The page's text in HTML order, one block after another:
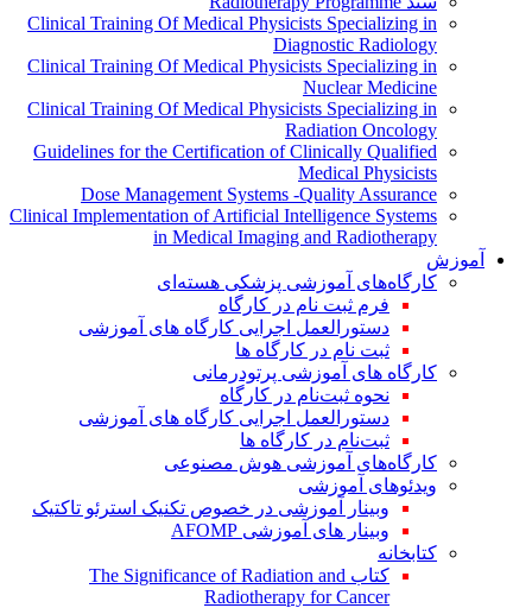
Clinical Training Of Medical Physicists Specializing in
Diagnostic Radiology
Clinical Training Of Medical Physicists Specializing in
Nuclear Medicine
Clinical Training Of Medical Physicists Specializing in
Radiation Oncology
Guidelines for the Certification of Clinically Qualified
Medical Physicists
Dose Management Systems -Quality Assurance
Clinical Implementation of Artificial Intelligence Systems
in Medical Imaging and Radiotherapy
آموزش
کارگاه‌های آموزشی پزشکی هسته‌ای
فرم ثبت نام در کارگاه
دستورالعمل اجرایی کارگاه های آموزشی
ثبت نام در کارگاه ها
کارگاه های آموزشی پرتودرمانی
نحوه ثبت‌نام در کارگاه
دستورالعمل اجرایی کارگاه های آموزشی
ثبت‌نام در کارگاه ها
کارگاه‌های آموزشی هوش مصنوعی
ویدئوهای آموزشی
وبینار آموزشی در خصوص تکنیک استرئو تاکتیک
وبینار های آموزشی AFOMP
کتابخانه
کتاب The Significance of Radiation and
Radiotherapy for Cancer